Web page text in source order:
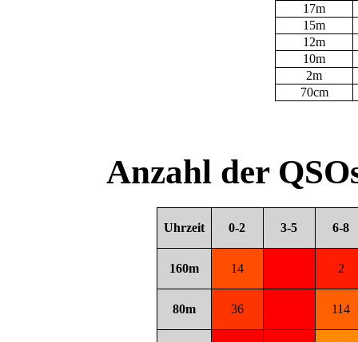
17m
15m
12m
10m
2m
70cm
Anzahl der
Uhrzeit 0-2 3-5 6-8
160m 14 2
80m 36 114